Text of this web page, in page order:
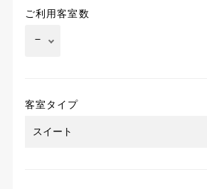
ご利用客室数
客室タイプ